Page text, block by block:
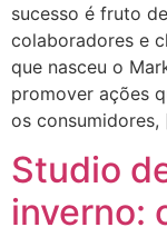
sucesso é fruto
colaboradores e
que nasceu o
promover ações
os
Studio
inverno: